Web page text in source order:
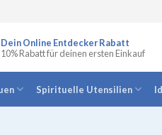
Dein Online Entdecker Rabatt
10% Rabatt für deinen ersten Einkauf
Spirituelle Utensilien